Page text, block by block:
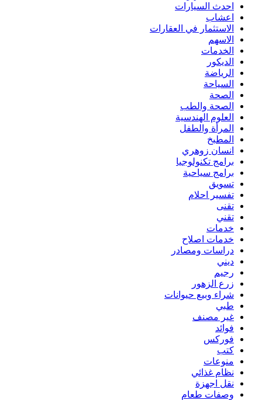
احدث السيارات
اعشاب
الاستثمار في العقارات
الاسهم
الخدمات
الديكور
الرياضة
السياحة
الصحة
الصحة والطب
العلوم الهندسية
المرأة والطفل
المطبخ
انسان زوهري
برامج تكنولوجيا
برامج سياحية
تسويق
تفسير احلام
تقنى
تقني
خدمات
خدمات اصلاح
دراسات ومصادر
ديني
رجيم
زرع الزهور
شراء وبيع حيوانات
طبي
غير مصنف
فوائد
فوركس
كتب
منوعات
نظام غذائي
نقل اجهزة
وصفات طعام